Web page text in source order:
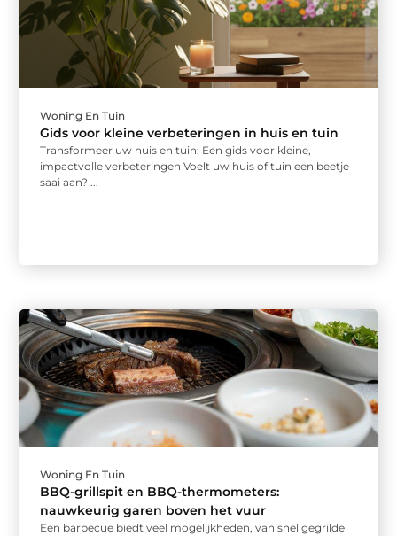
Woning En Tuin
Gids voor kleine verbeteringen in huis en tuin
Transformeer uw huis en tuin: Een gids voor kleine,
impactvolle verbeteringen Voelt uw huis of tuin een beetje
saai aan? ...
Woning En Tuin
BBQ-grillspit en BBQ-thermometers:
nauwkeurig garen boven het vuur
Een barbecue biedt veel mogelijkheden, van snel gegrilde